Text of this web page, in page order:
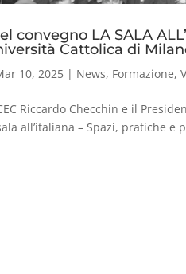
convegno LA SALA
Cattolica di
10, 2025 | News, Formazione,
Riccardo Checchin e il
all’italiana – Spazi, pratiche